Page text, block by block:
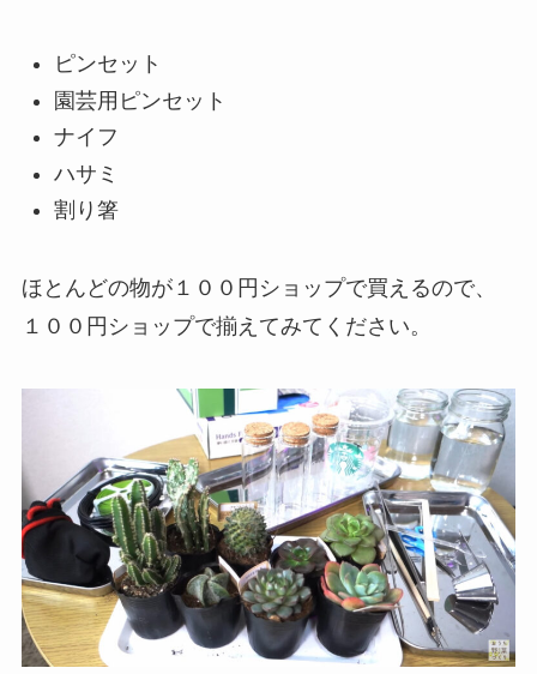
ピンセット
園芸用ピンセット
ナイフ
ハサミ
割り箸
ほとんどの物が１００円ショップで買えるので、
１００円ショップで揃えてみてください。